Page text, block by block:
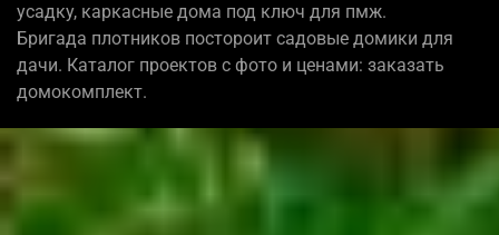
усадку, каркасные дома под ключ для пмж.
Бригада плотников постороит садовые домики для
дачи. Каталог проектов с фото и ценами: заказать
домокомплект.